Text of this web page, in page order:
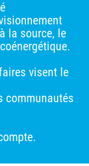
la source, le
visent le
communautés